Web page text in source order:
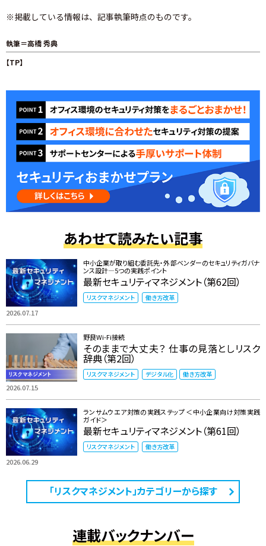
※掲載している情報は、記事執筆時点のものです。
執筆＝高橋 秀典
【TP】
あわせて読みたい記事
2026.07.17
中小企業が取り組む委託先・外部ベンダーのセキュリティガバナ
ンス設計―5つの実践ポイント
最新セキュリティマネジメント（第62回）
リスクマネジメント 働き方改革
2026.07.15
野良Wi-Fi接続
そのままで大丈夫？ 仕事の見落としリスク
辞典（第2回）
リスクマネジメント デジタル化 働き方改革
2026.06.29
ランサムウエア対策の実践ステップ ＜中小企業向け対策実践
ガイド＞
最新セキュリティマネジメント（第61回）
リスクマネジメント 働き方改革
「リスクマネジメント」カテゴリーから探す
連載バックナンバー